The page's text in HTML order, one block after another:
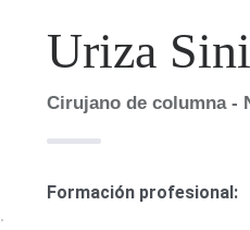
Uriza
Cirujano de columna -
Formación profesional: